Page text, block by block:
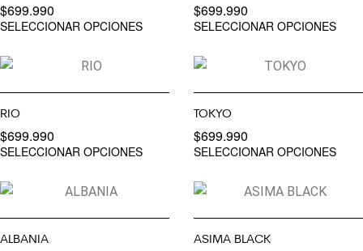
$699.990
SELECCIONAR OPCIONES
$699.990
SELECCIONAR OPCIONES
RIO
$699.990
SELECCIONAR OPCIONES
TOKYO
$699.990
SELECCIONAR OPCIONES
ALBANIA ASIMA BLACK